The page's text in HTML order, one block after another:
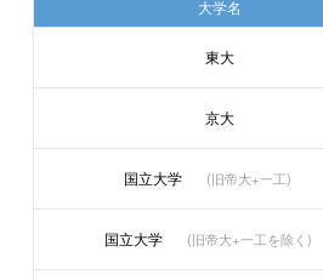
大学名
東大
京大
国立大学 (旧帝大+一工)
国立大学 (旧帝大+一工を除く)